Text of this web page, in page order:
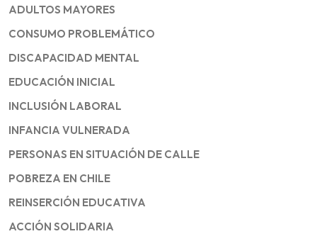
ADULTOS MAYORES
CONSUMO PROBLEMÁTICO
DISCAPACIDAD MENTAL
EDUCACIÓN INICIAL
INCLUSIÓN LABORAL
INFANCIA VULNERADA
PERSONAS EN SITUACIÓN DE CALLE
POBREZA EN CHILE
REINSERCIÓN EDUCATIVA
ACCIÓN SOLIDARIA